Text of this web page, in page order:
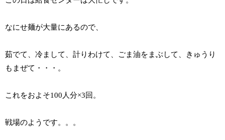
なにせ麺が大量にあるので、
茹でて、冷まして、計りわけて、ごま油をまぶして、きゅうり
もまぜて・・・。
これをおよそ100人分×3回。
戦場のようです。。。